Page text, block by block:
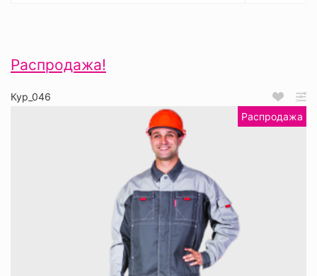
Распродажа!
Кур_046
Распродажа